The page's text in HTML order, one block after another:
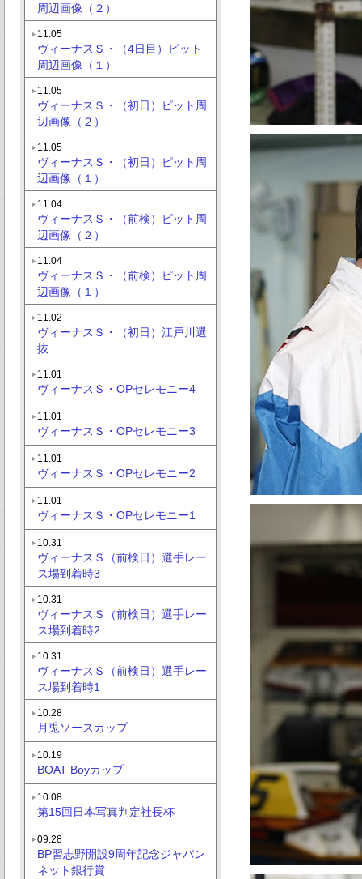
周辺画像（２）
11.05
ヴィーナスＳ・（4日目）ピット
周辺画像（１）
11.05
ヴィーナスＳ・（初日）ピット周
辺画像（２）
11.05
ヴィーナスＳ・（初日）ピット周
辺画像（１）
11.04
ヴィーナスＳ・（前検）ピット周
辺画像（２）
11.04
ヴィーナスＳ・（前検）ピット周
辺画像（１）
11.02
ヴィーナスＳ・（初日）江戸川選
抜
11.01
ヴィーナスＳ・OPセレモニー4
11.01
ヴィーナスＳ・OPセレモニー3
11.01
ヴィーナスＳ・OPセレモニー2
11.01
ヴィーナスＳ・OPセレモニー1
10.31
ヴィーナスＳ（前検日）選手レー
ス場到着時3
10.31
ヴィーナスＳ（前検日）選手レー
ス場到着時2
10.31
ヴィーナスＳ（前検日）選手レー
ス場到着時1
10.28
月兎ソースカップ
10.19
BOAT Boyカップ
10.08
第15回日本写真判定社長杯
09.28
BP習志野開設9周年記念ジャパン
ネット銀行賞